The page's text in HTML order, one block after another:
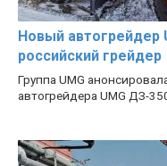
Новый
российский грейдер
Группа UMG
автогрейдера UMG ДЗ-